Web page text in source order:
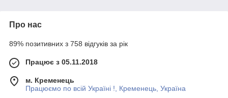
Про нас
89% позитивних з 758 відгуків за рік
Працює з 05.11.2018
м. Кременець
Працюємо по всій Україні !, Кременець, Україна